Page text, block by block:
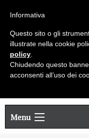
Newsletter
Menu
Informativa
Questo sito o gli
illustrate nella cookie
policy
Chiudendo questo
acconsenti all’uso dei